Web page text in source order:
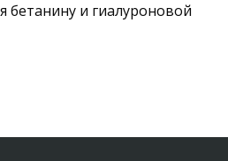
бетанину и гиалуроновой